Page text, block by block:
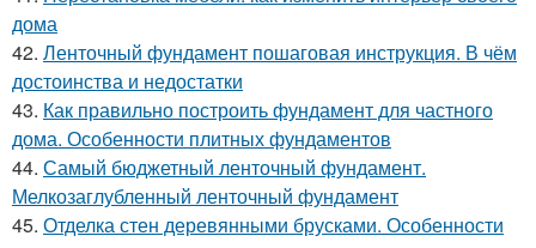
дома
42. Ленточный фундамент пошаговая инструкция. В чём
достоинства и недостатки
43. Как правильно построить фундамент для частного
дома. Особенности плитных фундаментов
44. Самый бюджетный ленточный фундамент.
Мелкозаглубленный ленточный фундамент
45. Отделка стен деревянными брусками. Особенности